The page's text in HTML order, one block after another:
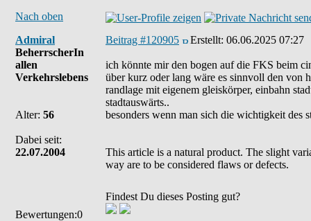
Nach oben
Admiral
BeherrscherIn
allen
Verkehrslebens
Alter: 56
Dabei seit:
22.07.2004
Bewertungen:0
Beitrag #120905 Erstellt: 06.06.2025 07:27
ich könnte mir den bogen auf die FKS beim
über kurz oder lang wäre es sinnvoll den von
randlage mit eigenem gleiskörper, einbahn
stadtauswärts..
besonders wenn man sich die wichtigkeit des
This article is a natural product. The slight
way are to be considered flaws or defects.
Findest Du dieses Posting gut?